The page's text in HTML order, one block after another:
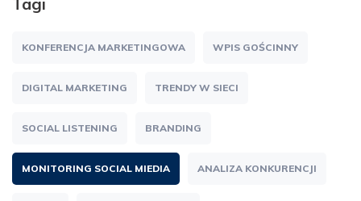
KONFERENCJA MARKETINGOWA WPIS GOŚCINNY
DIGITAL MARKETING TRENDY W SIECI
SOCIAL LISTENING BRANDING
MONITORING SOCIAL MIEDIA ANALIZA KONKURENCJI